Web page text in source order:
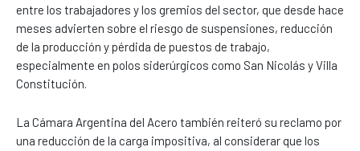
entre los trabajadores y los gremios del sector, que desde hace
meses advierten sobre el riesgo de suspensiones, reducción
de la producción y pérdida de puestos de trabajo,
especialmente en polos siderúrgicos como San Nicolás y Villa
Constitución.
La Cámara Argentina del Acero también reiteró su reclamo por
una reducción de la carga impositiva, al considerar que los